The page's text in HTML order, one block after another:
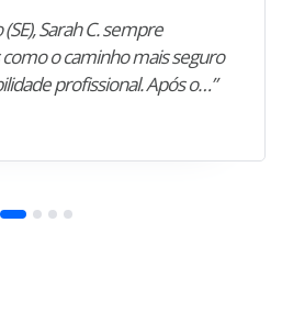
Sarah C. sempre
o caminho mais seguro
profissional. Após o…”